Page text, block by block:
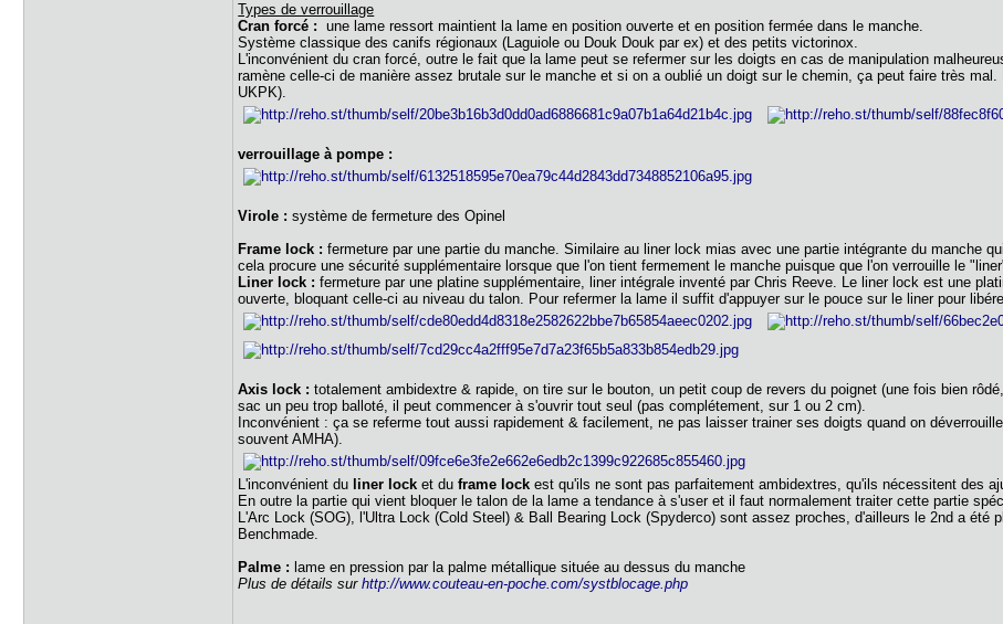
Types de verrouillage
Cran forcé : une lame ressort maintient la lame en position ouverte et en position fermée dans le manche.
Système classique des canifs régionaux (Laguiole ou Douk Douk par ex) et des petits victorinox.
L'inconvénient du cran forcé, outre le fait que la lame peut se refermer sur les doigts en cas de manipulation
ramène celle-ci de manière assez brutale sur le manche et si on a oublié un doigt sur le chemin, ça peut faire très
UKPK).
verrouillage à pompe :
Virole : système de fermeture des Opinel
Frame lock : fermeture par une partie du manche. Similaire au liner lock mias avec une partie intégrante du manche
cela procure une sécurité supplémentaire lorsque que l'on tient fermement le manche puisque que l'on verrouille le
Liner lock : fermeture par une platine supplémentaire, liner intégrale inventé par Chris Reeve. Le liner lock est une
ouverte, bloquant celle-ci au niveau du talon. Pour refermer la lame il suffit d'appuyer sur le pouce sur le liner pour
Axis lock : totalement ambidextre & rapide, on tire sur le bouton, un petit coup de revers du poignet (une fois bien
sac un peu trop balloté, il peut commencer à s'ouvrir tout seul (pas complétement, sur 1 ou 2 cm).
Inconvénient : ça se referme tout aussi rapidement & facilement, ne pas laisser trainer ses doigts quand on
souvent AMHA).
L'inconvénient du liner locket duframe lock est qu'ils ne sont pas parfaitement ambidextres, qu'ils nécessitent des
En outre la partie qui vient bloquer le talon de la lame a tendance à s'user et il faut normalement traiter cette partie
L'Arc Lock (SOG), l'Ultra Lock (Cold Steel) & Ball Bearing Lock (Spyderco) sont assez proches, d'ailleurs le 2nd a été
Benchmade.
Palme : lame en pression par la palme métallique située au dessus du manche
Plus de détails surhttp://www.couteau-en-poche.com/systblocage.php